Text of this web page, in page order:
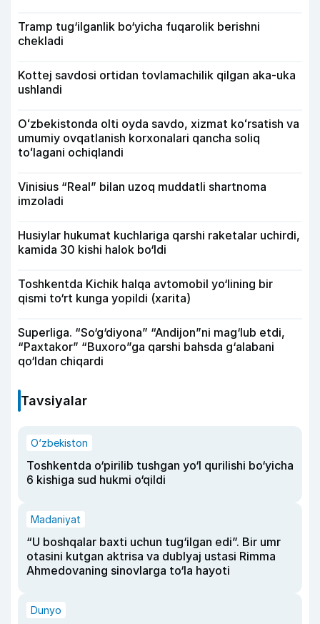
Tramp tug‘ilganlik bo‘yicha fuqarolik berishni
chekladi
Kottej savdosi ortidan tovlamachilik qilgan aka-uka
ushlandi
Oʻzbekistonda olti oyda savdo, xizmat koʻrsatish va
umumiy ovqatlanish korxonalari qancha soliq
toʻlagani ochiqlandi
Vinisius “Real” bilan uzoq muddatli shartnoma
imzoladi
Husiylar hukumat kuchlariga qarshi raketalar uchirdi,
kamida 30 kishi halok bo‘ldi
Toshkentda Kichik halqa avtomobil yo‘lining bir
qismi to‘rt kunga yopildi (xarita)
Superliga. “So‘g‘diyona” “Andijon”ni mag‘lub etdi,
“Paxtakor” “Buxoro”ga qarshi bahsda g‘alabani
qo‘ldan chiqardi
Tavsiyalar
O‘zbekiston
Toshkentda o‘pirilib tushgan yo‘l qurilishi bo‘yicha
6 kishiga sud hukmi o‘qildi
Madaniyat
“U boshqalar baxti uchun tug‘ilgan edi”. Bir umr
otasini kutgan aktrisa va dublyaj ustasi Rimma
Ahmedovaning sinovlarga to‘la hayoti
Dunyo